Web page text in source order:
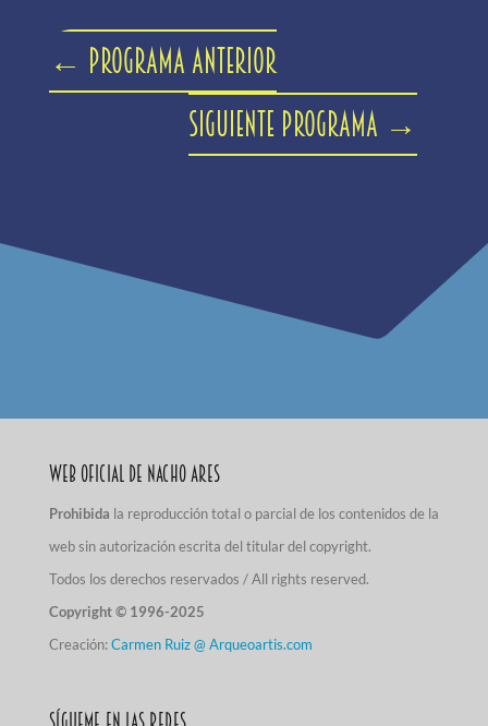
← Programa anterior
Siguiente programa →
Web Oficial de Nacho Ares
Prohibida la reproducción total o parcial de los contenidos de la
web sin autorización escrita del titular del copyright.
Todos los derechos reservados / All rights reserved.
Copyright © 1996-2025
Creación:Carmen Ruiz @ Arqueoartis.com